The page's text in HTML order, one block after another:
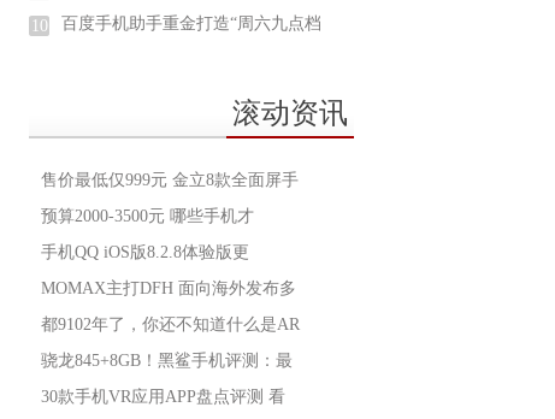
10 百度手机助手重金打造“周六九点档
滚动资讯
售价最低仅999元 金立8款全面屏手
预算2000-3500元 哪些手机才
手机QQ iOS版8.2.8体验版更
MOMAX主打DFH 面向海外发布多
都9102年了，你还不知道什么是AR
骁龙845+8GB！黑鲨手机评测：最
30款手机VR应用APP盘点评测 看